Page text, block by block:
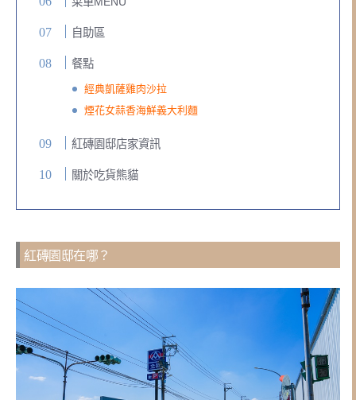
自助區
餐點
經典凱薩雞肉沙拉
煙花女蒜香海鮮義大利麵
紅磚園邸店家資訊
關於吃貨熊貓
紅磚園邸在哪？